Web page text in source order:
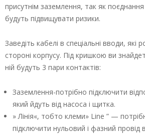
присутнім заземлення, так як
будуть підвищувати ризики.
Заведіть кабелі в спеціальні вводи, які
стороні корпусу. Під кришкою ви
ній будуть 3 пари контактів:
Заземлення-потрібно підключити
який йдуть від насоса і щитка.
» Лінія«, тобто клеми» Line ” —
підключити нульовий і фазний провід